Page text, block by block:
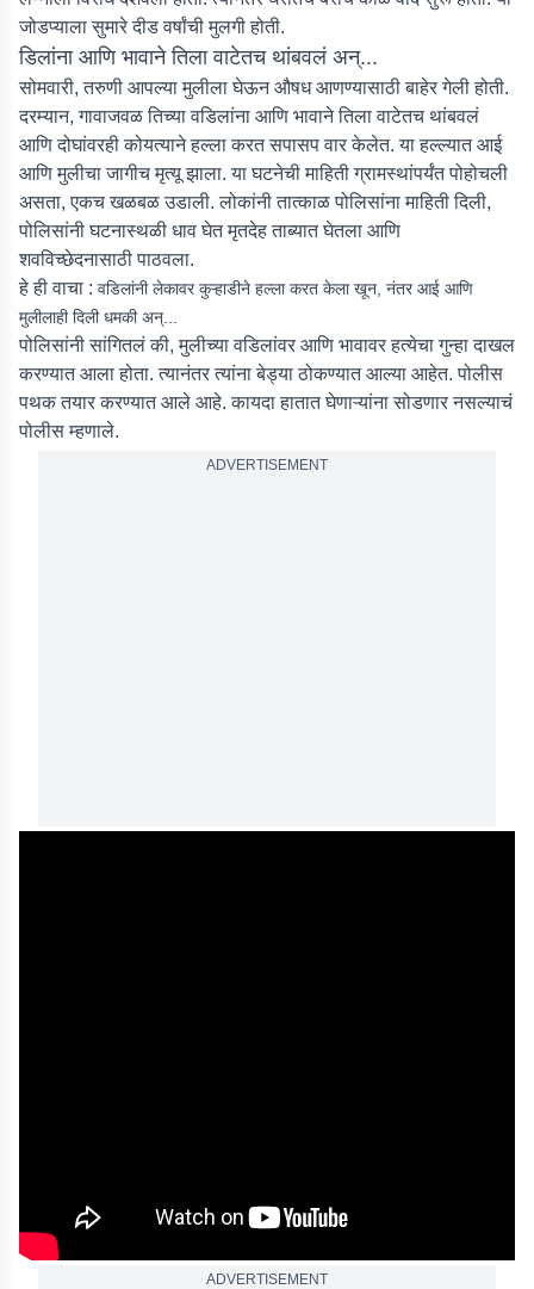
जोडप्याला सुमारे दीड वर्षांची मुलगी होती.
डिलांना आणि भावाने तिला वाटेतच थांबवलं अन्...
सोमवारी, तरुणी आपल्या मुलीला घेऊन औषध आणण्यासाठी बाहेर गेली होती.
दरम्यान, गावाजवळ तिच्या वडिलांना आणि भावाने तिला वाटेतच थांबवलं
आणि दोघांवरही कोयत्याने हल्ला करत सपासप वार केलेत. या हल्ल्यात आई
आणि मुलीचा जागीच मृत्यू झाला. या घटनेची माहिती ग्रामस्थांपर्यंत पोहोचली
असता, एकच खळबळ उडाली. लोकांनी तात्काळ पोलिसांना माहिती दिली,
पोलिसांनी घटनास्थळी धाव घेत मृतदेह ताब्यात घेतला आणि
शवविच्छेदनासाठी पाठवला.
हे ही वाचा : वडिलांनी लेकावर कुऱ्हाडीने हल्ला करत केला खून, नंतर आई आणि
मुलीलाही दिली धमकी अन्...
पोलिसांनी सांगितलं की, मुलीच्या वडिलांवर आणि भावावर हत्येचा गुन्हा दाखल
करण्यात आला होता. त्यानंतर त्यांना बेड्या ठोकण्यात आल्या आहेत. पोलीस
पथक तयार करण्यात आले आहे. कायदा हातात घेणाऱ्यांना सोडणार नसल्याचं
पोलीस म्हणाले.
ADVERTISEMENT
ADVERTISEMENT